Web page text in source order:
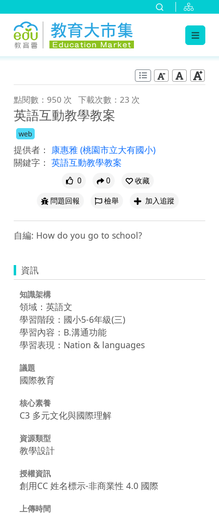
點閱數：950 次 下載次數：23 次
英語互動教學教案
web
提供者： 康惠雅 (桃園市立大有國小)
關鍵字： 英語互動教學教案
0 0
收藏
問題回報
檢舉 加入追蹤
自編: How do you go to school?
資訊
知識架構
領域：英語文
學習階段：國小5-6年級(三)
學習內容：B.溝通功能
學習表現：Nation & languages
議題
國際教育
核心素養
C3 多元文化與國際理解
資源類型
教學設計
授權資訊
創用CC 姓名標示-非商業性 4.0 國際
上傳時間